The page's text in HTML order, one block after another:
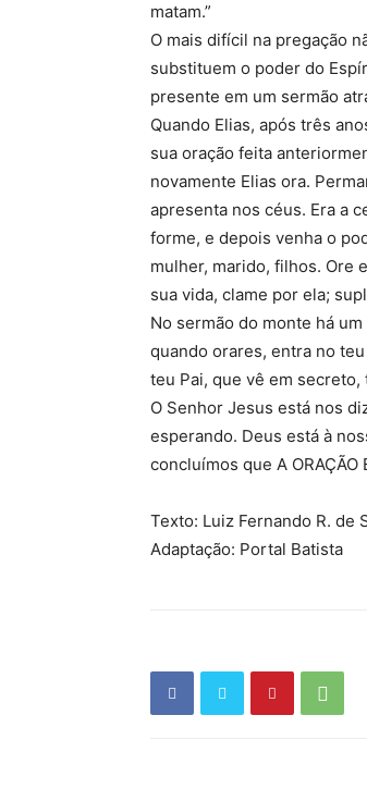
matam.”
O mais difícil na pregação
substituem o poder do
presente em um sermão
Quando Elias, após três
sua oração feita
novamente Elias ora.
apresenta nos céus. Era a
forme, e depois venha o
mulher, marido, filhos. Ore
sua vida, clame por ela;
No sermão do monte há
quando orares, entra no
teu Pai, que vê em
O Senhor Jesus está nos
esperando. Deus está à
concluímos que A ORAÇÃO
Texto: Luiz Fernando R. de
Adaptação: Portal Batista